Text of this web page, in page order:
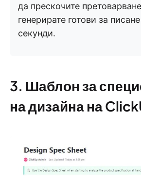
да прескочите
генерирате готови за
секунди.
3. Шаблон за
на дизайна на